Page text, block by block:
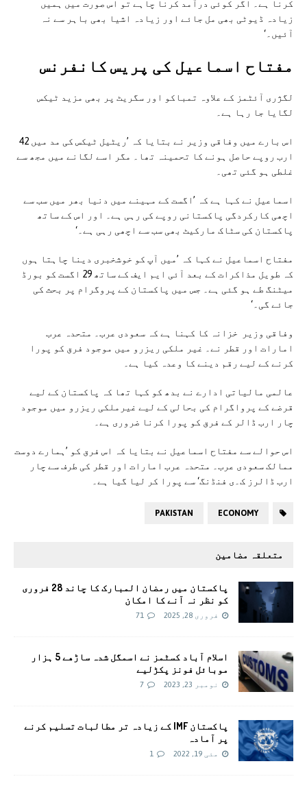
کرنا ہے۔ اگر کوئی درآمد کرنا چاہے تو اس صورت میں ہمیں
زیادہ ڈیوٹی بھی مل جائے اور زیادہ اشیا بھی باہر سے نہ
آئیں۔‘
مفتاح اسماعیل کی پريس کانفرنس
لگژری آئٹمز کے علاوہ تمباکو اور سگریٹ پر بھی مزید ٹیکس
لگایا جا رہا ہے۔
اس بارے میں وفاقی وزیر نے بتایا کہ ’ریٹیل ٹیکس کی مد میں 42
ارب روپے حاصل ہونے کا تحمینہ تھا۔ مگر اسے لگانے میں مجھ سے
غلطی ہو گئی تھی۔
اسماعیل نے کہا ہے کہ ’اگست کے مہینے میں دنیا بھر میں سب سے
اچھی کارکردگی پاکستانی روپے کی رہی ہے۔ اور اس کے ساتھ
پاکستان کی سٹاک مارکیٹ بھی سب سے اچھی رہی ہے۔‘
مفتاح اسماعیل نے کہا کہ ’میں آپ کو خوشخبری دینا چاہتا ہوں
کہ طویل مذاکرات کے بعد آئی ایم ایف کے ساتھ 29 اگست کو بورڈ
میٹنگ طے ہو گئی ہے۔ جس میں پاکستان کے پروگرام پر بحث کی
جائے گی۔‘
وفاقی وزیر خزانہ کا کہنا ہے کہ سعودی عرب۔ متحدہ عرب
امارات اور قطر نے۔ غیر ملکی ریزرو میں موجود فرق کو پورا
کرنے کے لیے رقم دینے کا وعدہ کیا ہے۔
عالمی مالیاتی ادارے نے بدھ کو کہا تھا کہ پاکستان کے لیے
قرضے کے پرواگرام کی بحالی کے لیے غیرملکی ریزرو میں موجود
چار ارب ڈالر کے فرق کو پورا کرنا ضروری ہے۔
اس حوالے سے مفتاح اسماعیل نے بتایا کہ اس فرق کو ’ہمارے دوست
ممالک سعودی عرب۔ متحدہ عرب امارات اور قطر کی طرف سے چار
ارب ڈالرز ک۔ی فنڈنگ‘ سے پورا کر لیا گیا ہے۔
ECONOMY
PAKISTAN
متعلقہ مضامین
پاکستان میں رمضان المبارک کا چاند 28 فروری
کو نظر نہ آنے کا امکان
فروری 28, 2025 71
اسلام آباد کسٹمز نے اسمگل شدہ ساڑھے 5 ہزار
موبائل فونز پکڑلیے
نومبر 23, 2023 7
پاکستان IMF کے زیادہ تر مطالبات تسلیم کرنے
پر آمادہ
مئی 19, 2022 1